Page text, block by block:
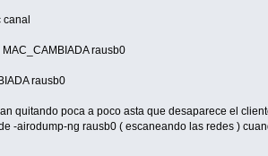
canal
rausb0
rausb0
quitando poca a poco asta que desaparece el
-airodump-ng rausb0 ( escaneando las redes )